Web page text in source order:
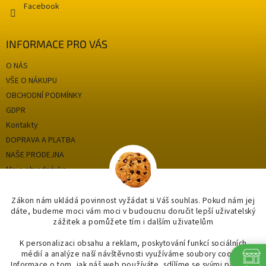
Zákon nám ukládá povinnost vyžádat si Váš souhlas. Pokud nám jej
dáte, budeme moci vám moci v budoucnu doručit lepší uživatelský
zážitek a pomůžete tím i dalším uživatelům
K personalizaci obsahu a reklam, poskytování funkcí sociálních
médií a analýze naší návštěvnosti využíváme soubory cookie.
Facebook
INFORMACE PRO VÁS
O NÁS
VŠE O NÁKUPU
OBCHODNÍ PODMÍNKY
GDPR
Kontakty
DOPRAVA A PLATBA
NAŠE PRODEJNA
Moje objednávka
Kategorie
OUTLET až -75%
KOUPELNY